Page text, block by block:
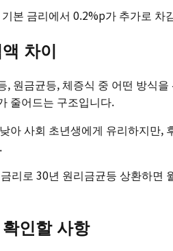
본 금리에서 0.2%p가 추가로
차이
, 원금균등, 체증식 중 어떤 방식
줄어드는 구조입니다.
아 사회 초년생에게 유리하지만
리로 30년 원리금균등 상환하
인할 사항